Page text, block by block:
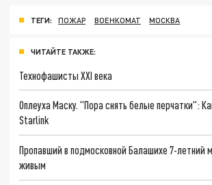
ТЕГИ: ПОЖАР ВОЕНКОМАТ МОСКВА
ЧИТАЙТЕ ТАКЖЕ:
Технофашисты XXI века
Оплеуха Маску. "Пора снять белые перчатки":
Starlink
Пропавший в подмосковной Балашихе 7-летний
живым